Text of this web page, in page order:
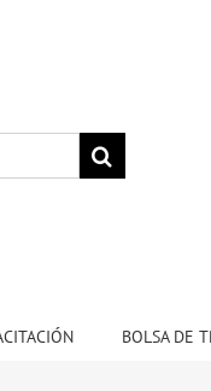
BOLSA DE